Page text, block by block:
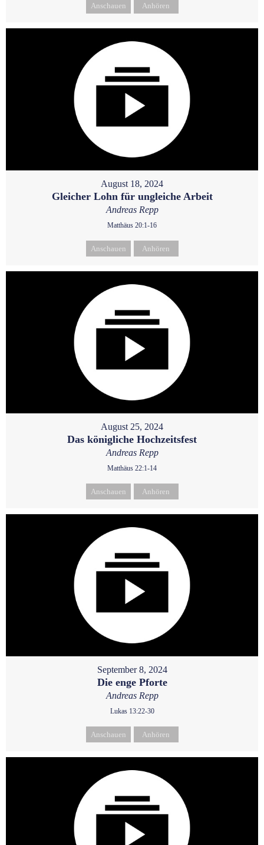
Anschauen Anhören
August 18, 2024
Gleicher Lohn für ungleiche Arbeit
Andreas Repp
Matthäus 20:1-16
Anschauen Anhören
August 25, 2024
Das königliche Hochzeitsfest
Andreas Repp
Matthäus 22:1-14
Anschauen Anhören
September 8, 2024
Die enge Pforte
Andreas Repp
Lukas 13:22-30
Anschauen Anhören